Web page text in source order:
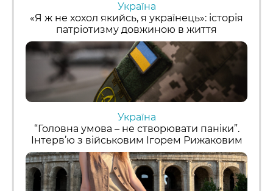
Україна
«Я ж не хохол якийсь, я українець»: історія
патріотизму довжиною в життя
Україна
“Головна умова – не створювати паніки”.
Інтерв’ю з військовим Ігорем Рижаковим